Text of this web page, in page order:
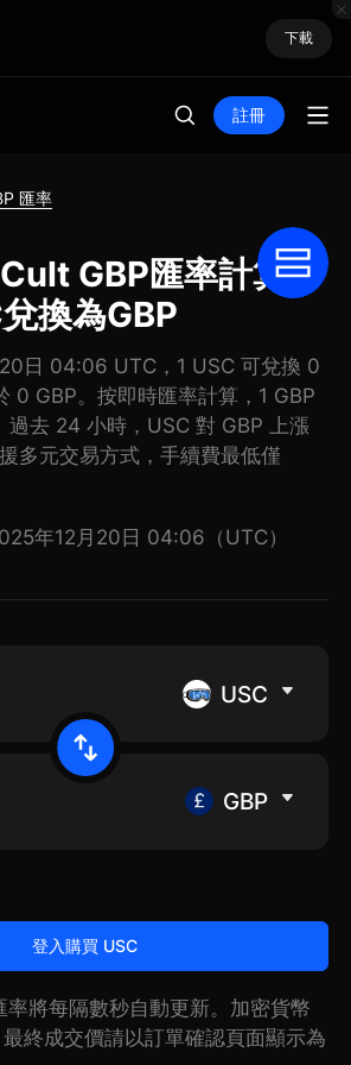
下載
註冊
匯率
GBP匯率計算
換為GBP
日 04:06 UTC，1 USC 可兌換 0
0 GBP。按即時匯率計算，1 GBP
過去 24 小時，USC 對 GBP 上漲
多元交易方式，手續費最低僅
年12月20日 04:06（UTC）
USC
GBP
登入購買 USC
將每隔數秒自動更新。加密貨幣
終成交價請以訂單確認頁面顯示為